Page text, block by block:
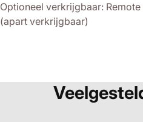
Optioneel verkrijgbaar:
(apart verkrijgbaar)